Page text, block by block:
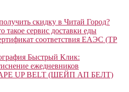
скидку в Читай Город?
такое сервис доставки еды
соответствия ЕАЭС (ТР
Быстрый Клик:
ежедневников
UP BELT (ШЕЙП АП БЕЛТ)